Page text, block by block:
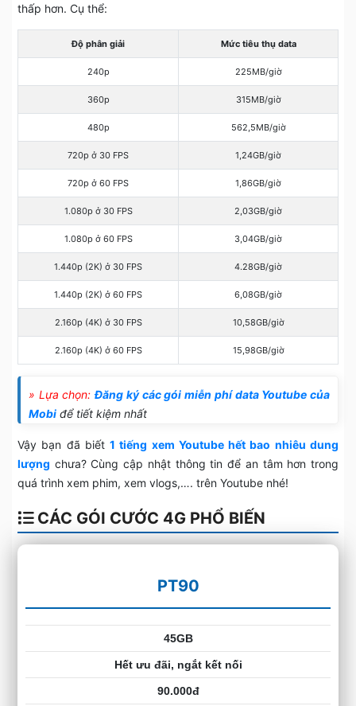
thấp hơn. Cụ thể:
Độ phân giải Mức tiêu thụ data
240p 225MB/giờ
360p 315MB/giờ
480p 562,5MB/giờ
720p ở 30 FPS 1,24GB/giờ
720p ở 60 FPS 1,86GB/giờ
1.080p ở 30 FPS 2,03GB/giờ
1.080p ở 60 FPS 3,04GB/giờ
1.440p (2K) ở 30 FPS 4.28GB/giờ
1.440p (2K) ở 60 FPS 6,08GB/giờ
2.160p (4K) ở 30 FPS 10,58GB/giờ
2.160p (4K) ở 60 FPS 15,98GB/giờ
» Lựa chọn: Đăng ký các gói miễn phí data Youtube của
Mobi để tiết kiệm nhất
Vậy bạn đã biết1 tiếng xem Youtube hết bao nhiêu dung
lượng chưa? Cùng cập nhật thông tin để an tâm hơn trong
quá trình xem phim, xem vlogs,…. trên Youtube nhé!
CÁC GÓI CƯỚC 4G PHỔ BIẾN
PT90
45GB
Hết ưu đãi, ngắt kết nối
90.000đ